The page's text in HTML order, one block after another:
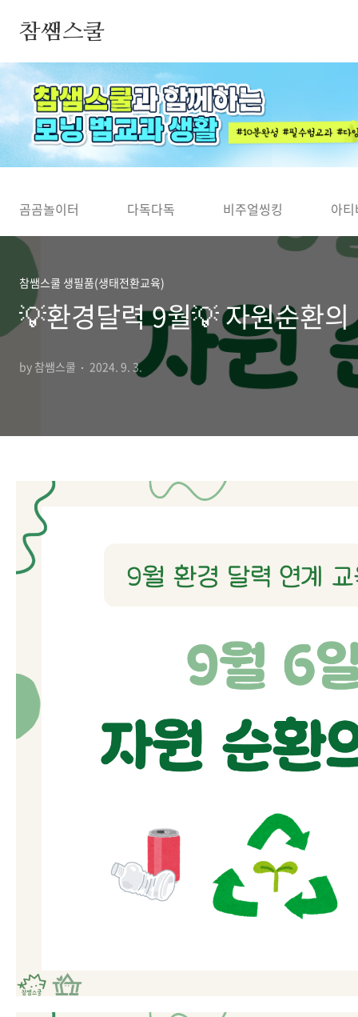
참쌤스쿨
◀
곰곰놀이터 다독다독 비주얼씽킹 아
참쌤스쿨 생필품(생태전환교육)
💡환경달력 9월💡 자원순환의
by 참쌤스쿨 2024. 9. 3.